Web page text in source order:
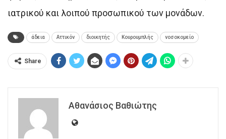
ιατρικού και λοιπού προσωπικού των μονάδων.
άδεια Αττικόν διοικητής Κουρουμπλής νοσοκομείο
Share
Αθανάσιος Βαθιώτης